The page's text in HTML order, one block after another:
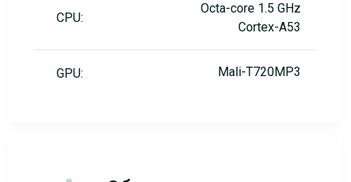
CPU:
Octa-core 1.5 GHz
Cortex-A53
GPU: Mali-T720MP3